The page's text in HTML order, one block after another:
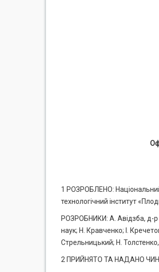
1 РОЗРОБЛЕНО:
технологічний інститут
РОЗРОБНИКИ: А. Авідзба, д-р
наук; Н. Кравченко; І.
Стрельницький; Н.
2 ПРИЙНЯТО ТА НАДАНО